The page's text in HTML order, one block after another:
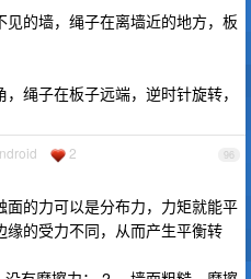
的墙，绳子在离墙近的地方，板
绳子在板子远端，逆时针旋转，
96
2
的力可以是分布力，力矩就能平
的受力不同，从而产生平衡转